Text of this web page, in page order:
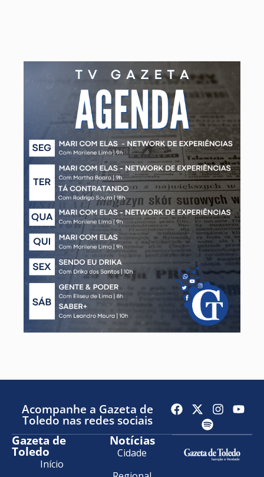
Acompanhe a Gazeta de
Toledo nas redes sociais
Gazeta de
Toledo
Início
Notícias
Cidade